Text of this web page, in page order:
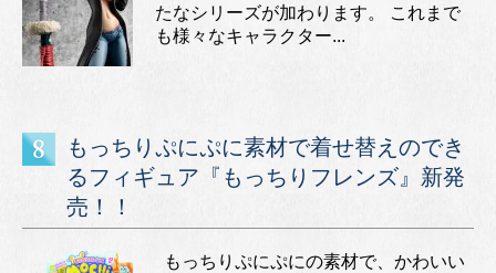
たなシリーズが加わります。 これまで
も様々なキャラクター...
もっちりぷにぷに素材で着せ替えのでき
るフィギュア『もっちりフレンズ』新発
売！！
もっちりぷにぷにの素材で、かわいい